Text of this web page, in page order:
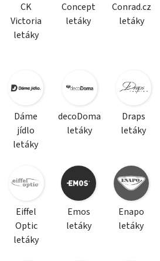
CK
Victoria
letáky
Concept
letáky
Conrad.cz
letáky
Dáme
jídlo
letáky
decoDoma
letáky
Draps
letáky
Eiffel
Optic
letáky
Emos
letáky
Enapo
letáky